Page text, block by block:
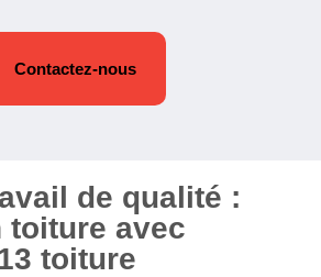
Contactez-nous
de qualité :
toiture avec
toiture